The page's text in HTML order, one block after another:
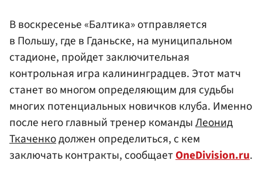
В воскресенье «Балтика» отправляется
в Польшу, где в Гданьске, на муниципальном
стадионе, пройдет заключительная
контрольная игра калининградцев. Этот матч
станет во многом определяющим для судьбы
многих потенциальных новичков клуба. Именно
после него главный тренер командыЛеонид
Ткаченкодолжен определиться, с кем
заключать контракты, сообщаетOneDivision.ru.